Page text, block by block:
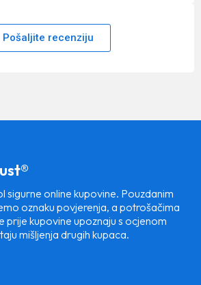
Pošaljite recenziju
sigurne online kupovine. Pouzdanim
oznaku povjerenja, a potrošačima
prije kupovine upoznaju s ocjenom
mišljenja drugih kupaca.